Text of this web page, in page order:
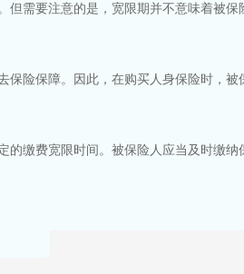
需要注意的是，宽限期并不意味着被保
险保障。因此，在购买人身保险时，被
缴费宽限时间。被保险人应当及时缴纳